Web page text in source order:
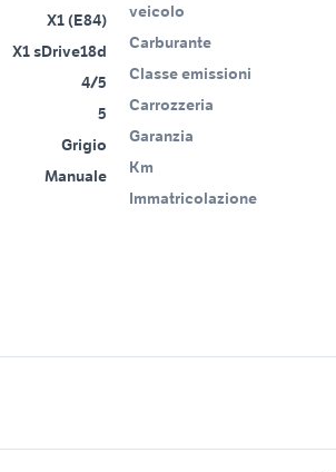
X1 (E84)
X1 sDrive18d
4/5
5
Grigio
Manuale
veicolo
Carburante
Classe emissioni
Carrozzeria
Garanzia
Km
Immatricolazione